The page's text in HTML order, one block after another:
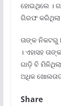
ହୋଇଥିଲେ ।
ଗିରଫ କରିଥିଲା
ତାଙ୍କ ନିକଟରୁ
। ଏହାସହ
ଗାଡ଼ି ବି
ଅଧିକ
Share